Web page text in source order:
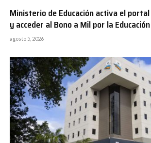
Ministerio de Educación activa el
y acceder al Bono a Mil por la
agosto 5, 2026